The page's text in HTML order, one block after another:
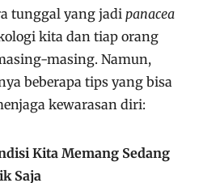
tunggal yang jadi panacea
kita dan tiap orang
masing. Namun,
beberapa tips yang bisa
kewarasan diri:
Kita Memang Sedang
Saja